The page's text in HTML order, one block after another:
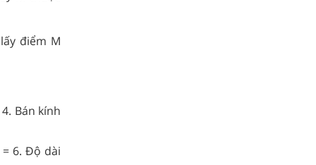
điểm M
Bán kính
= 6. Độ dài